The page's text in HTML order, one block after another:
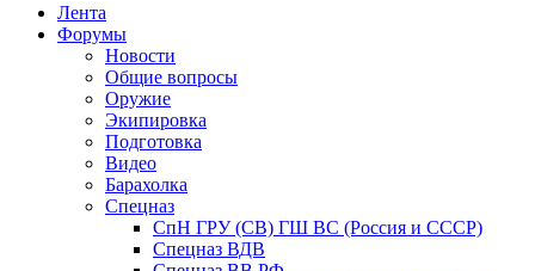
Лента
Форумы
Новости
Общие вопросы
Оружие
Экипировка
Подготовка
Видео
Барахолка
Спецназ
СпН ГРУ (СВ) ГШ ВС (Россия и СССР)
Спецназ ВДВ